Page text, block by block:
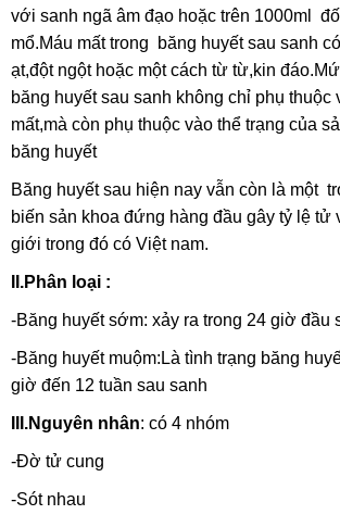
với sanh ngã âm đạo hoặc trên 1000ml
mổ.Máu mất trong băng huyết sau sanh
ạt,đột ngột hoặc một cách từ từ,kin
băng huyết sau sanh không chỉ phụ thuộc
mất,mà còn phụ thuộc vào thể trạng của
băng huyết
Băng huyết sau hiện nay vẫn còn là một
biến sản khoa đứng hàng đầu gây tỷ lệ tử
giới trong đó có Việt nam.
II.Phân loại :
-Băng huyết sớm: xảy ra trong 24 giờ đầu
-Băng huyết muộm:Là tình trạng băng
giờ đến 12 tuần sau sanh
III.Nguyên nhân: có 4 nhóm
-Đờ tử cung
-Sót nhau